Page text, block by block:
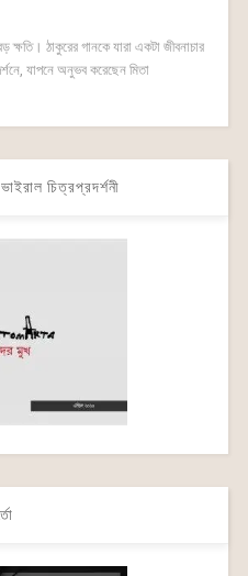
ঠাকুরের গানকে যারা একটা জীবনাচার
যাপনে অনুভব করেছেন মিতা
চিত্রপ্রদর্শনী